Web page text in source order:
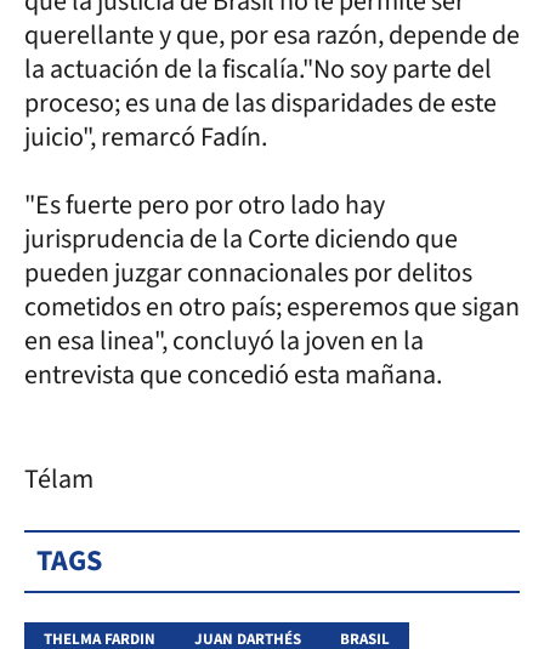
querellante y que, por esa razón, depende de
la actuación de la fiscalía."No soy parte del
proceso; es una de las disparidades de este
juicio", remarcó Fadín.
"Es fuerte pero por otro lado hay
jurisprudencia de la Corte diciendo que
pueden juzgar connacionales por delitos
cometidos en otro país; esperemos que sigan
en esa linea", concluyó la joven en la
entrevista que concedió esta mañana.
Télam
TAGS
THELMA FARDIN JUAN DARTHÉS BRASIL